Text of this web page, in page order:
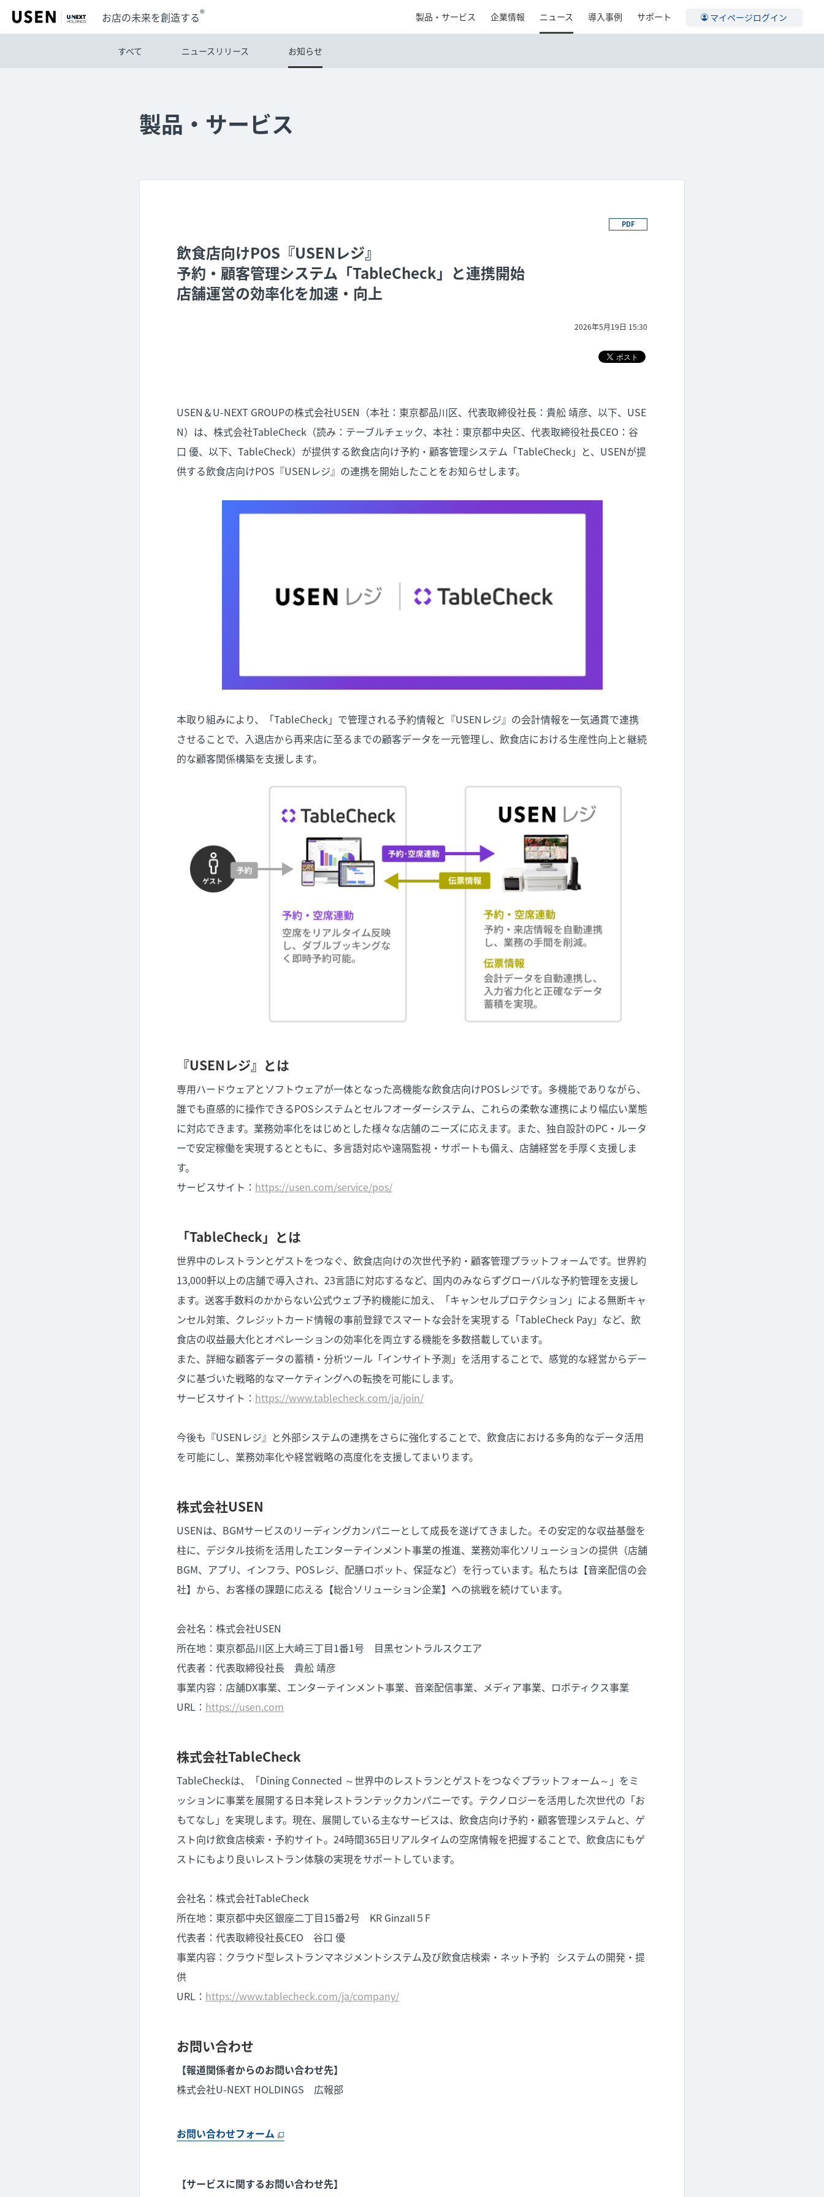
製品・サービス 企業情報 ニュース 導入事例 サポート マイページログイン
お店の未来を創造する®
すべて ニュースリリース お知らせ
製品・サービス
PDF
飲食店向けPOS『USENレジ』
予約・顧客管理システム「TableCheck」と連携開始
店舗運営の効率化を加速・向上
2026年5月19日 15:30
USEN＆U-NEXT GROUPの株式会社USEN（本社：東京都品川区、代表取締役社長：貴舩 靖彦、以下、USE
N）は、株式会社TableCheck（読み：テーブルチェック、本社：東京都中央区、代表取締役社長CEO：谷
口 優、以下、TableCheck）が提供する飲食店向け予約・顧客管理システム「TableCheck」と、USENが提
供する飲食店向けPOS『USENレジ』の連携を開始したことをお知らせします。
本取り組みにより、「TableCheck」で管理される予約情報と『USENレジ』の会計情報を一気通貫で連携
させることで、入退店から再来店に至るまでの顧客データを一元管理し、飲食店における生産性向上と継続
的な顧客関係構築を支援します。
『USENレジ』とは
専用ハードウェアとソフトウェアが一体となった高機能な飲食店向けPOSレジです。多機能でありながら、
誰でも直感的に操作できるPOSシステムとセルフオーダーシステム、これらの柔軟な連携により幅広い業態
に対応できます。業務効率化をはじめとした様々な店舗のニーズに応えます。また、独自設計のPC・ルータ
ーで安定稼働を実現するとともに、多言語対応や遠隔監視・サポートも備え、店舗経営を手厚く支援しま
す。
サービスサイト： https://usen.com/service/pos/
「TableCheck」とは
世界中のレストランとゲストをつなぐ、飲食店向けの次世代予約・顧客管理プラットフォームです。世界約
13,000軒以上の店舗で導入され、23言語に対応するなど、国内のみならずグローバルな予約管理を支援し
ます。送客手数料のかからない公式ウェブ予約機能に加え、「キャンセルプロテクション」による無断キャ
ンセル対策、クレジットカード情報の事前登録でスマートな会計を実現する「TableCheck Pay」など、飲
食店の収益最大化とオペレーションの効率化を両立する機能を多数搭載しています。
また、詳細な顧客データの蓄積・分析ツール「インサイト予測」を活用することで、感覚的な経営からデー
タに基づいた戦略的なマーケティングへの転換を可能にします。
サービスサイト： https://www.tablecheck.com/ja/join/
今後も『USENレジ』と外部システムの連携をさらに強化することで、飲食店における多角的なデータ活用
を可能にし、業務効率化や経営戦略の高度化を支援してまいります。
株式会社USEN
USENは、BGMサービスのリーディングカンパニーとして成長を遂げてきました。その安定的な収益基盤を
柱に、デジタル技術を活用したエンターテインメント事業の推進、業務効率化ソリューションの提供（店舗
BGM、アプリ、インフラ、POSレジ、配膳ロボット、保証など）を行っています。私たちは【音楽配信の会
社】から、お客様の課題に応える【総合ソリューション企業】への挑戦を続けています。
会社名：株式会社USEN
所在地：東京都品川区上大崎三丁目1番1号 目黒セントラルスクエア
代表者：代表取締役社長 貴舩 靖彦
事業内容：店舗DX事業、エンターテインメント事業、音楽配信事業、メディア事業、ロボティクス事業
URL： https://usen.com
株式会社TableCheck
TableCheckは、「Dining Connected ～世界中のレストランとゲストをつなぐプラットフォーム～」をミ
ッションに事業を展開する日本発レストランテックカンパニーです。テクノロジーを活用した次世代の「お
もてなし」を実現します。現在、展開している主なサービスは、飲食店向け予約・顧客管理システムと、ゲ
スト向け飲食店検索・予約サイト。24時間365日リアルタイムの空席情報を把握することで、飲食店にもゲ
ストにもより良いレストラン体験の実現をサポートしています。
会社名：株式会社TableCheck
所在地：東京都中央区銀座二丁目15番2号 KR GinzaⅡ５F
代表者：代表取締役社長CEO 谷口 優
事業内容：クラウド型レストランマネジメントシステム及び飲食店検索・ネット予約 システムの開発・提
供
URL： https://www.tablecheck.com/ja/company/
お問い合わせ
【報道関係者からのお問い合わせ先】
株式会社U-NEXT HOLDINGS 広報部
お問い合わせフォーム
【サービスに関するお問い合わせ先】